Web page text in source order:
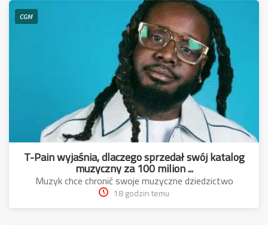
CGM
T-Pain wyjaśnia, dlaczego sprzedał swój katalog
muzyczny za 100 milion ...
Muzyk chce chronić swoje muzyczne dziedzictwo
18 godzin temu